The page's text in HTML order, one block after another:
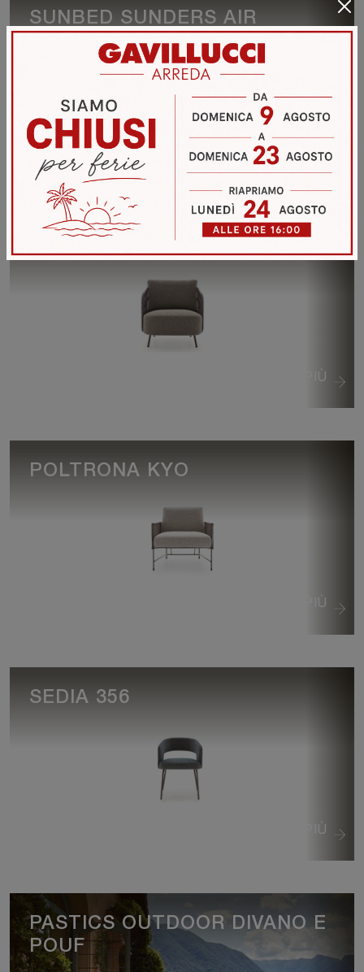
VEDI DI PIÙ
SUNBED SUNDERS AIR
VEDI DI PIÙ
POLTRONA 356
VEDI DI PIÙ
POLTRONA KYO
VEDI DI PIÙ
SEDIA 356
PASTICS OUTDOOR DIVANO E
POUF